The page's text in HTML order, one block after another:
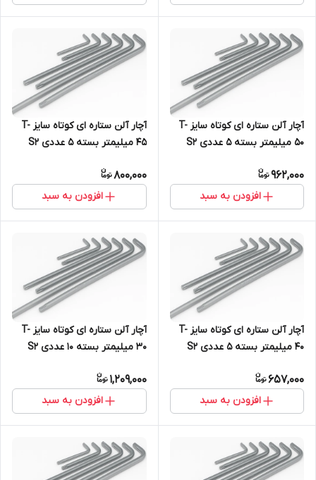
آچار آلن ستاره ای کوتاه سایز T-
50 میلیمتر بسته 5 عددی S2
962,000
افزودن به سبد
آچار آلن ستاره ای کوتاه سایز T-
45 میلیمتر بسته 5 عددی S2
800,000
افزودن به سبد
آچار آلن ستاره ای کوتاه سایز T-
40 میلیمتر بسته 5 عددی S2
657,000
افزودن به سبد
آچار آلن ستاره ای کوتاه سایز T-
30 میلیمتر بسته 10 عددی S2
1,209,000
افزودن به سبد